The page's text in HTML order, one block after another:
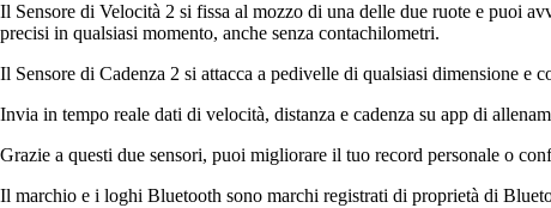
Il Sensore di Velocità 2 si fissa al mozzo di una delle due ruote e puoi
precisi in qualsiasi momento, anche senza contachilometri.
Il Sensore di Cadenza 2 si attacca a pedivelle di qualsiasi dimensione
Invia in tempo reale dati di velocità, distanza e cadenza su app di
Grazie a questi due sensori, puoi migliorare il tuo record personale o
Il marchio e i loghi Bluetooth sono marchi registrati di proprietà di